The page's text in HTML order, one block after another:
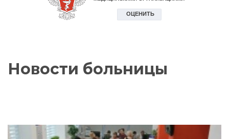
Новости больницы